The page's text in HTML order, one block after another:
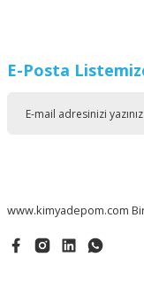
E-Posta
www.kimyadepom.com